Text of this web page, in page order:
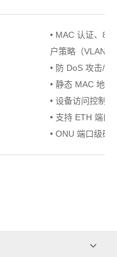
• MAC 认证、
户策略（VLAN
• 防 DoS 攻击/
• 静态 MAC 地址
• 设备访问控制
• 支持 ETH 端口
• ONU 端口级硬